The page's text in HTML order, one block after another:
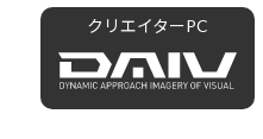
クリエイターPC